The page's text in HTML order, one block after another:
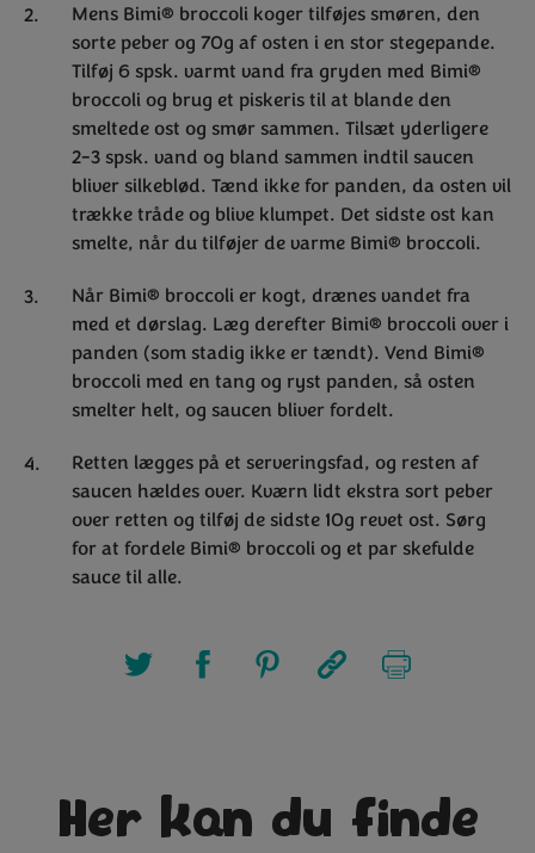
Mens Bimi® broccoli koger tilføjes smøren, den
sorte peber og 70g af osten i en stor stegepande.
Tilføj 6 spsk. varmt vand fra gryden med Bimi®
broccoli og brug et piskeris til at blande den
smeltede ost og smør sammen. Tilsæt yderligere
2-3 spsk. vand og bland sammen indtil saucen
bliver silkeblød. Tænd ikke for panden, da osten vil
trække tråde og blive klumpet. Det sidste ost kan
smelte, når du tilføjer de varme Bimi® broccoli.
Når Bimi® broccoli er kogt, drænes vandet fra
med et dørslag. Læg derefter Bimi® broccoli over i
panden (som stadig ikke er tændt). Vend Bimi®
broccoli med en tang og ryst panden, så osten
smelter helt, og saucen bliver fordelt.
Retten lægges på et serveringsfad, og resten af
saucen hældes over. Kværn lidt ekstra sort peber
over retten og tilføj de sidste 10g revet ost. Sørg
for at fordele Bimi® broccoli og et par skefulde
sauce til alle.
Her kan du finde